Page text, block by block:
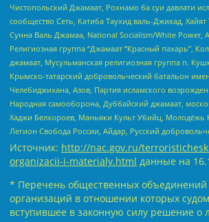
Чистопольский Джамаат, Рохнамо ба суи давлати
сообщество Сеть, Катиба Таухид валь-Джихад,
Сунна Валь Джамаа, National Socialism/White Power,
Религиозная группа “Джамаат “Красный пахарь”,
джамаат, Мусульманская религиозная группа п.
Крымско-татарский добровольческий батальон
Челебиджихана, Азов, Партия исламского
Народная самооборона, Дуббайский джамаат,
Хаджи Белхороев, Маньяки Культ Убийц, Молодёжь
Легион Свобода России, Айдар, Русский
Источник: http://nac.gov.ru/
organizacii-i-materialy.html данные на
* Перечень общественных объединений
организаций в отношении которых
вступившее в законную силу решение о